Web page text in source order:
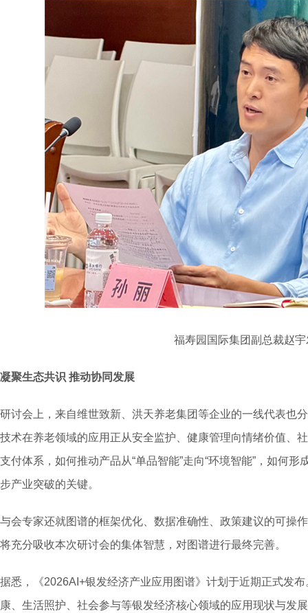
福寿园国际集团副总裁赵
凝聚生态共识 推动协同发展
研讨会上，来自维世致新、洪天养老集团等企业的一线代表也
技术在养老领域的应用正从安全监护、健康管理向情绪价值、
支付体系，如何推动产品从“单品智能”走向“环境智能”，如何
步产业突破的关键。
与会专家还就图谱的框架优化、数据准确性、政策建议的可操
将充分吸收本次研讨会的集体智慧，对图谱进行最终完善。
据悉，《2026AI+银发经济产业应用图谱》计划于近期正式发
康、生活照护、社会参与等银发经济核心领域的应用现状与发